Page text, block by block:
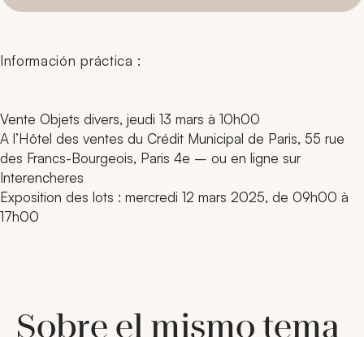
Información práctica :
Vente Objets divers, jeudi 13 mars à 10h00
A l’Hôtel des ventes du Crédit Municipal de Paris, 55 rue
des Francs-Bourgeois, Paris 4e – ou en ligne sur
Interencheres
Exposition des lots : mercredi 12 mars 2025, de 09h00 à
17h00
Sobre el mismo tema